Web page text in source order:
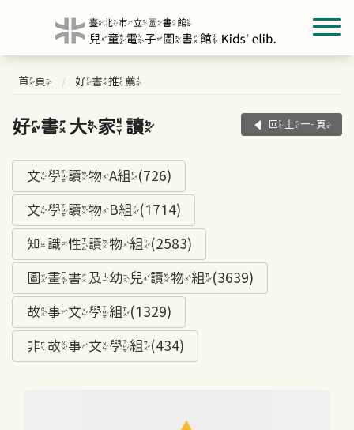
首頁 好書推薦
好書大家讀 回上一頁
文學讀物A組(726)
文學讀物B組(1714)
知識性讀物組(2583)
圖畫書及幼兒讀物組(3639)
故事文學組(1329)
非故事文學組(434)